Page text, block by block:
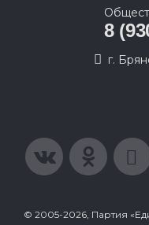
8
г.
© 2005-2026, Партия